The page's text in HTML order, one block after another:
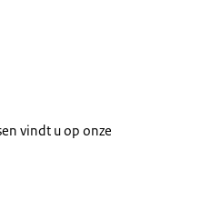
vindt u op onze